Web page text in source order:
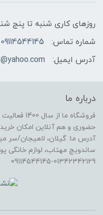
روزهای کاری شنبه تا پنج
شماره تماس:
آدرس ایمیل:
درباره ما
فروشگاه
حضوری و هم آنلاین امکان
آدرس ما: گیلان، لاهیجان/سر
ساندویچ مهتاب، لوازم خانگی
09114544145-01342342129